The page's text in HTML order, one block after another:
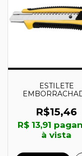
ESTILETE
POL. - 43390302
TRAMONTINA
R$15,46
R$ 13,91
à vista